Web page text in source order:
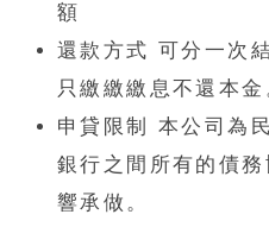
額
還款方式 可分一次
只繳繳繳息不還本金
申貸限制 本公司為
銀行之間所有的債
響承做。